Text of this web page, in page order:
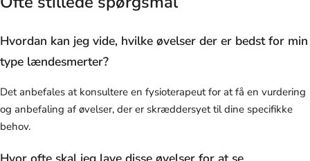
Hvordan kan jeg vide, hvilke øvelser der er bedst for min
type lændesmerter?
Det anbefales at konsultere en fysioterapeut for at få en vurdering
og anbefaling af øvelser, der er skræddersyet til dine specifikke
behov.